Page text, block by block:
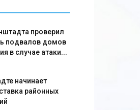
проверил
подвалов домов
в случае атаки...
начинает
районных